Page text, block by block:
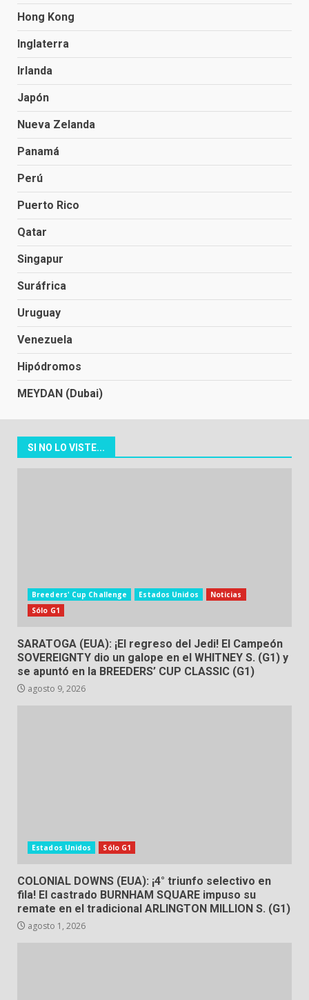
Hong Kong
Inglaterra
Irlanda
Japón
Nueva Zelanda
Panamá
Perú
Puerto Rico
Qatar
Singapur
Suráfrica
Uruguay
Venezuela
Hipódromos
MEYDAN (Dubai)
SI NO LO VISTE...
Breeders' Cup Challenge Estados Unidos
Noticias
Sólo G1
SARATOGA (EUA): ¡El regreso del Jedi! El Campeón
SOVEREIGNTY dio un galope en el WHITNEY S. (G1) y
se apuntó en la BREEDERS’ CUP CLASSIC (G1)
agosto 9, 2026
Estados Unidos Sólo G1
COLONIAL DOWNS (EUA): ¡4° triunfo selectivo en
fila! El castrado BURNHAM SQUARE impuso su
remate en el tradicional ARLINGTON MILLION S. (G1)
agosto 1, 2026